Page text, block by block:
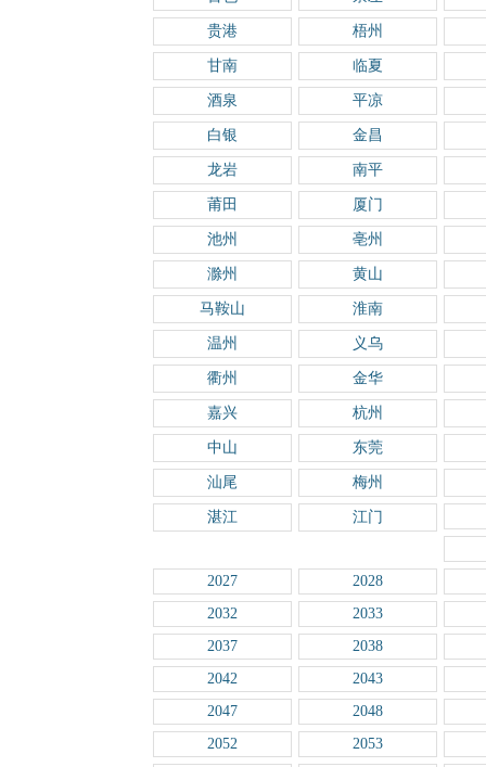
贵港 梧州
甘南 临夏
酒泉 平凉
白银 金昌
龙岩 南平
莆田 厦门
池州 亳州
滁州 黄山
马鞍山 淮南
温州 义乌
衢州 金华
嘉兴 杭州
中山 东莞
汕尾 梅州
湛江 江门
2027
2028
2032
2033
2037
2038
2042
2043
2047
2048
2052
2053